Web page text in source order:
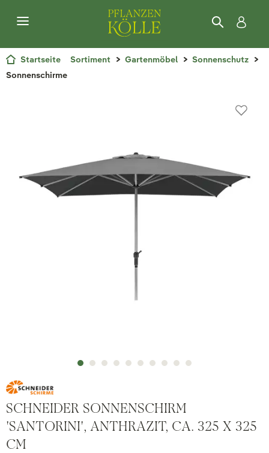
Startseite Sortiment Gartenmöbel
Sonnenschutz
Sonnenschirme
SCHNEIDER SONNENSCHIRM
'SANTORINI', ANTHRAZIT, CA. 325 X 325
CM